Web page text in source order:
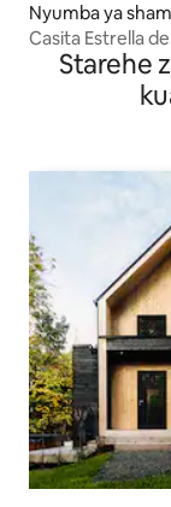
Nyumba ya
Casita Estrella
Starehe